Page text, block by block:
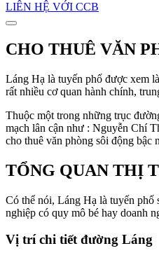
LIÊN HỆ VỚI CCB
CHO THUÊ VĂN
Láng Hạ là tuyến phố được xem
rất nhiều cơ quan hành chính,
Thuộc một trong những trục
mạch lân cận như : Nguyễn Chí
cho thuê văn phòng sôi động bậc
TỔNG QUAN THỊ
Có thể nói, Láng Hạ là tuyến phố
nghiệp có quy mô bé hay doanh
Vị trí chi tiết đường Láng